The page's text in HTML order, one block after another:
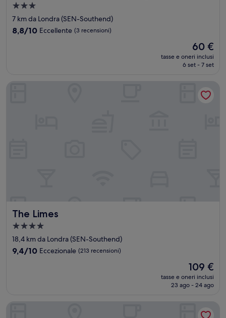
Struttura
a
3.0
stelle
7 km da Londra (SEN-Southend)
8.8
8,8/10 Eccellente (3 recensioni)
Il
prezzo
attuale
60 €
tasse e oneri inclusi
6 set - 7 set
The Limes
The Limes
Struttura
a
4.0
18,4 km da Londra (SEN-Southend)
9.4
9,4/10 Eccezionale (213 recensioni)
Il
prezzo
attuale
109 €
109 €
tasse e oneri inclusi
23 ago - 24 ago
The Limes